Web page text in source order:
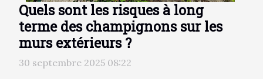
Quels sont les risques à long
terme des champignons sur les
murs extérieurs ?
30 septembre 2025 08:22